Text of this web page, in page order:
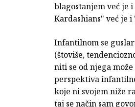
blagostanjem već je
Kardashians" već je
Infantilnom se
(štoviše,
niti se od njega
perspektiva
koje ni svojem niže
taj se način sam